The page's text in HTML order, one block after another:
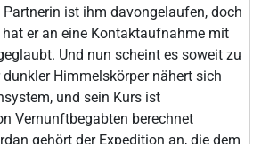
Partnerin ist ihm davongelaufen, doch
er an eine Kontaktaufnahme mit
Und nun scheint es soweit zu
dunkler Himmelskörper nähert sich
und sein Kurs ist
Vernunftbegabten berechnet
gehört der Expedition an, die dem